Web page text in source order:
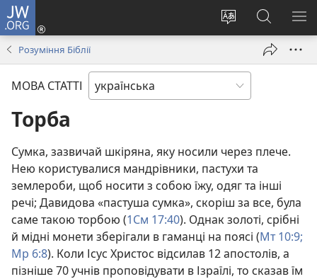
JW.ORG
Змінити
Увійти
(відкривається
вікні)
Пошук
на
сайті
Розуміння Біблії
МОВА СТАТТІ
Торба
Сумка, зазвичай шкіряна, яку носили через плече.
Нею користувалися мандрівники, пастухи та
землероби, щоб носити з собою їжу, одяг та інші
речі; Давидова «пастуша сумка», скоріш за все, була
саме такою торбою (1См 17:40). Однак золоті, срібні
й мідні монети зберігали в гаманці на поясі (Мт 10:9;
Мр 6:8). Коли Ісус Христос відсилав 12 апостолів, а
пізніше 70 учнів проповідувати в Ізраїлі, то сказав їм